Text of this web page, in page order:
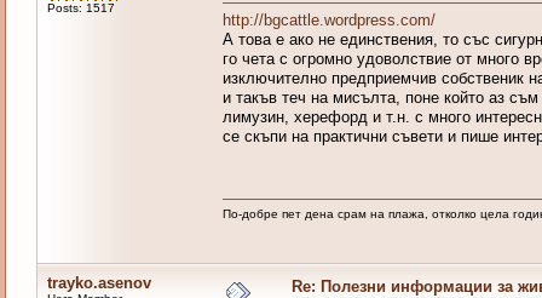
Posts: 1517
http://bgcattle.wordpress.com/
А това е ако не единствения, то със
го чета с огромно удоволствие от много
изключително предприемчив собственик
и такъв теч на мисълта, поне който аз
лимузин, херефорд и т.н. с много
се скъпи на практични съвети и пише
По-добре пет дена срам на плажа, отколко цела
trayko.asenov Re: Полезни информации за